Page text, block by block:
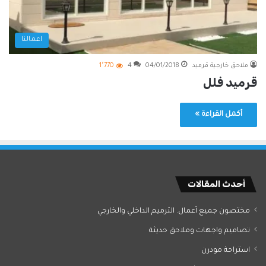
اعمالنا
ملاحق خارجية قرميد 04/01/2018
4 1٬770
قرميد فلل
أكمل القراءة »
أحدث المقالات
مختصون جميع آعمال. الترميم الداخلي والخارجي
تصاميم واجهات وملاحق حديثة
استراحة مودرن